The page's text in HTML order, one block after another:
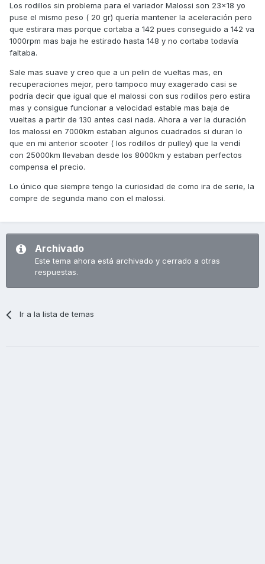
Los rodillos sin problema para el variador Malossi son 23x18 yo
puse el mismo peso ( 20 gr) quería mantener la aceleración pero
que estirara mas porque cortaba a 142 pues conseguido a 142 va
1000rpm mas baja he estirado hasta 148 y no cortaba todavía
faltaba.
Sale mas suave y creo que a un pelin de vueltas mas, en
recuperaciones mejor, pero tampoco muy exagerado casi se
podría decir que igual que el malossi con sus rodillos pero estira
mas y consigue funcionar a velocidad estable mas baja de
vueltas a partir de 130 antes casi nada. Ahora a ver la duración
los malossi en 7000km estaban algunos cuadrados si duran lo
que en mi anterior scooter ( los rodillos dr pulley) que la vendí
con 25000km llevaban desde los 8000km y estaban perfectos
compensa el precio.
Lo único que siempre tengo la curiosidad de como ira de serie, la
compre de segunda mano con el malossi.
Archivado
Este tema ahora está archivado y cerrado a otras
respuestas.
Ir a la lista de temas